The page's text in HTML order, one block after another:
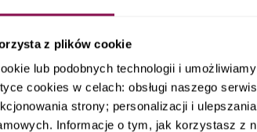
z plików cookie
lub podobnych technologii i
cookies w celach: obsługi naszego
strony; personalizacji i
Informacje o tym, jak korzystasz z